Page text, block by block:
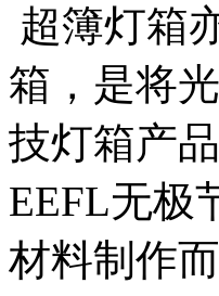
超簿灯箱
箱，是将
技灯箱产
EEFL无极
材料制作